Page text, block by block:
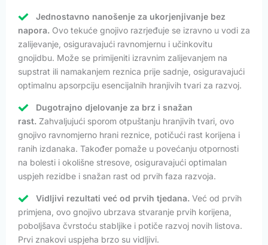
Jednostavno nanošenje za ukorjenjivanje bez
napora. Ovo tekuće gnojivo razrjeđuje se izravno u vodi za
zalijevanje, osiguravajući ravnomjernu i učinkovitu
gnojidbu. Može se primijeniti izravnim zalijevanjem na
supstrat ili namakanjem reznica prije sadnje, osiguravajući
optimalnu apsorpciju esencijalnih hranjivih tvari za razvoj.
Dugotrajno djelovanje za brz i snažan
rast. Zahvaljujući sporom otpuštanju hranjivih tvari, ovo
gnojivo ravnomjerno hrani reznice, potičući rast korijena i
ranih izdanaka. Također pomaže u povećanju otpornosti
na bolesti i okolišne stresove, osiguravajući optimalan
uspjeh rezidbe i snažan rast od prvih faza razvoja.
Vidljivi rezultati već od prvih tjedana. Već od prvih
primjena, ovo gnojivo ubrzava stvaranje prvih korijena,
poboljšava čvrstoću stabljike i potiče razvoj novih listova.
Prvi znakovi uspjeha brzo su vidljivi.